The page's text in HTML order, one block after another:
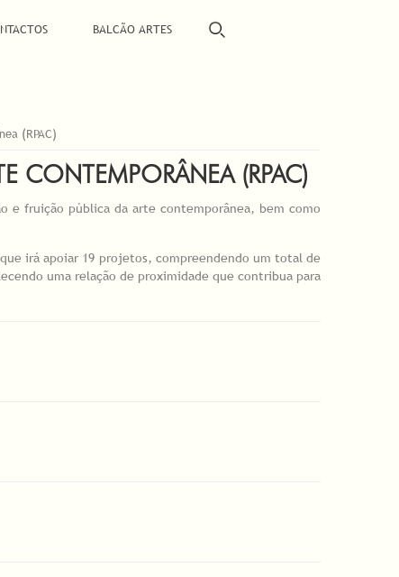
BALCÃO ARTES
(RPAC)
CONTEMPORÂNEA (RPAC)
e fruição pública da arte contemporânea, bem como
irá apoiar 19 projetos, compreendendo um total de
uma relação de proximidade que contribua para